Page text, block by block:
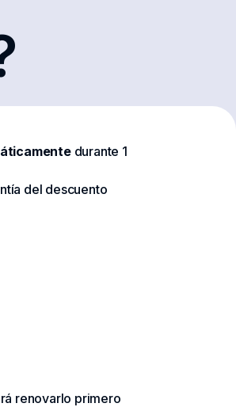
durante 1
del descuento
renovarlo primero